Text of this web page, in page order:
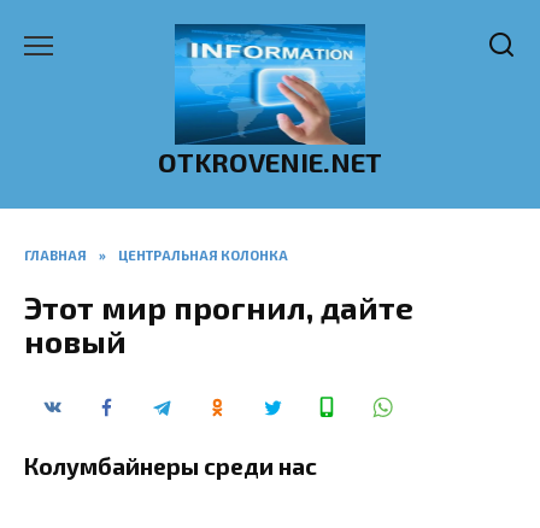
OTKROVENIE.NET
ГЛАВНАЯ » ЦЕНТРАЛЬНАЯ КОЛОНКА
Этот мир прогнил, дайте
новый
Колумбайнеры среди нас